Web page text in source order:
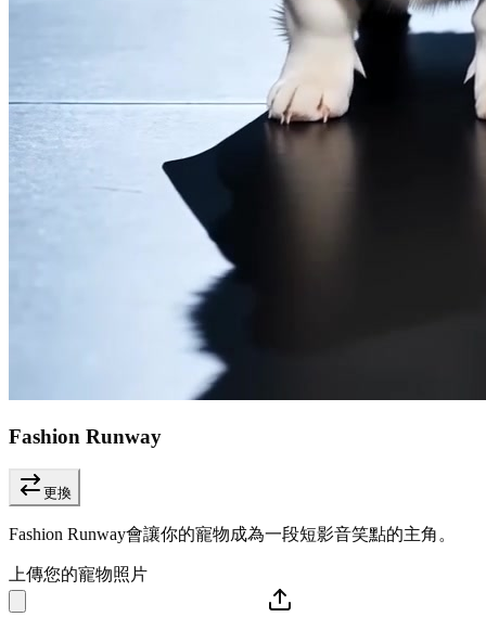
Fashion Runway
更換
Fashion Runway會讓你的寵物成為一段短影音笑點的主角。
上傳您的寵物照片